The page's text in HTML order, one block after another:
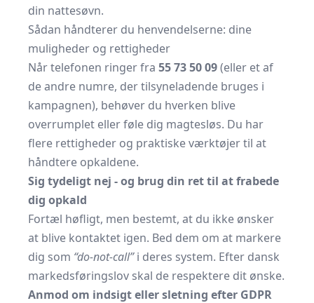
din nattesøvn.
Sådan håndterer du henvendelserne: dine
muligheder og rettigheder
Når telefonen ringer fra 55 73 50 09(eller et af
de andre numre, der tilsyneladende bruges i
kampagnen), behøver du hverken blive
overrumplet eller føle dig magtesløs. Du har
flere rettigheder og praktiske værktøjer til at
håndtere opkaldene.
Sig tydeligt nej - og brug din ret til at frabede
dig opkald
Fortæl høfligt, men bestemt, at du ikke ønsker
at blive kontaktet igen. Bed dem om at markere
dig som “do-not-call”i deres system. Efter dansk
markedsføringslov skal de respektere dit ønske.
Anmod om indsigt eller sletning efter GDPR